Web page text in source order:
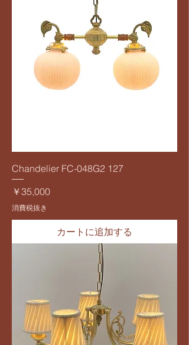
Chandelier FC-048G2 127
価格
￥35,000
消費税抜き
カートに追加する